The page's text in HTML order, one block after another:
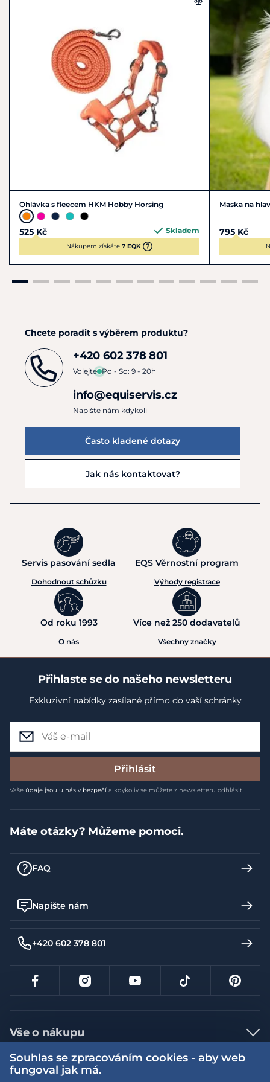
Pokyny k péči:Doporučeno ruční čištění nebo jemné praní
na 30 °C. Nesušit v sušičce.
Upozornění:Nevhodné pro děti do 3 let.
Ohlávka s fleecem HKM Hobby Horsing
525 Kč Skladem
Nákupem získáte 7 EQK
Maska na
795 Kč
Chcete poradit s výběrem produktu?
+420 602 378 801
Volejte Po - So: 9 - 20h
info@equiservis.cz
Napište nám kdykoli
Často kladené dotazy
Jak nás kontaktovat?
Servis pasování sedla
Dohodnout schůzku
EQS Věrnostní program
Výhody registrace
Od roku 1993
O nás
Více než 250 dodavatelů
Všechny značky
Přihlaste se do našeho newsletteru
Exkluzivní nabídky zasílané přímo do vaší schránky
Přihlásit
Vaše údaje jsou u nás v bezpečí a kdykoliv se můžete z newsletteru odhlásit.
Máte otázky? Můžeme pomoci.
FAQ
Napište nám
+420 602 378 801
Vše o nákupu
Jak nakupovat
Nejčastější dotazy
Více informací
Souhlas se zpracováním cookies - aby web
fungoval jak má.